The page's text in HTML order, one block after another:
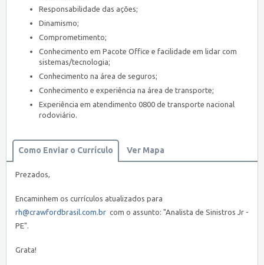
Responsabilidade das ações;
Dinamismo;
Comprometimento;
Conhecimento em Pacote Office e facilidade em lidar com
sistemas/tecnologia;
Conhecimento na área de seguros;
Conhecimento e experiência na área de transporte;
Experiência em atendimento 0800 de transporte nacional
rodoviário.
Como Enviar o Currículo Ver Mapa
Prezados,
Encaminhem os currículos atualizados para
rh@crawfordbrasil.com.br com o assunto: "Analista de Sinistros Jr -
PE".
Grata!